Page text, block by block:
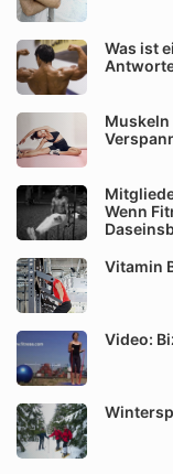
Was ist
Muskeln
Wenn
Vitamin
Video: